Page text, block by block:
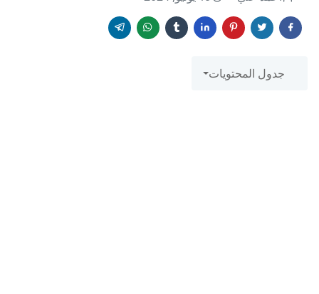
جدول المحتويات